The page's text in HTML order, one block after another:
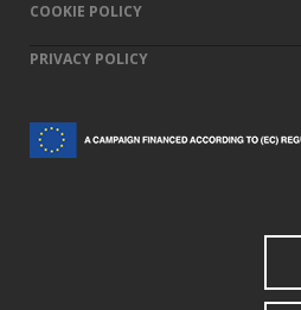
COOKIE POLICY
PRIVACY POLICY